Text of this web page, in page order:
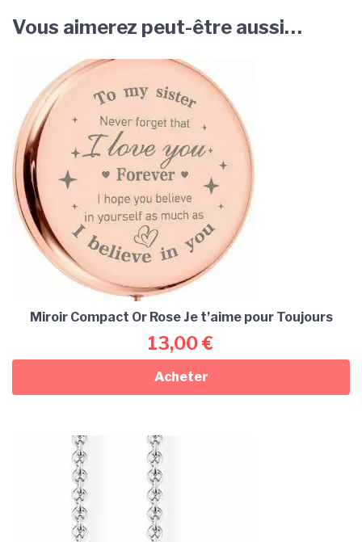
Vous aimerez peut-être aussi…
Miroir Compact Or Rose Je t’aime pour Toujours
13,00€
Acheter